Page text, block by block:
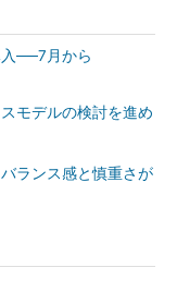
──7月から
モデルの検討を進め
ランス感と慎重さが